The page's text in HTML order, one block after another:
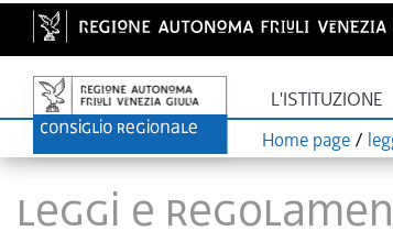
L'ISTITUZIONE
Home page /
LEGGI E